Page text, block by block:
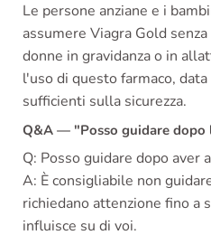
Le persone anziane e i
assumere Viagra Gold
donne in gravidanza o in
l'uso di questo farmaco,
sufficienti sulla sicurezza.
Q&A — "Posso guidare dopo
Q: Posso guidare dopo aver
A: È consigliabile non
richiedano attenzione fino a
influisce su di voi.